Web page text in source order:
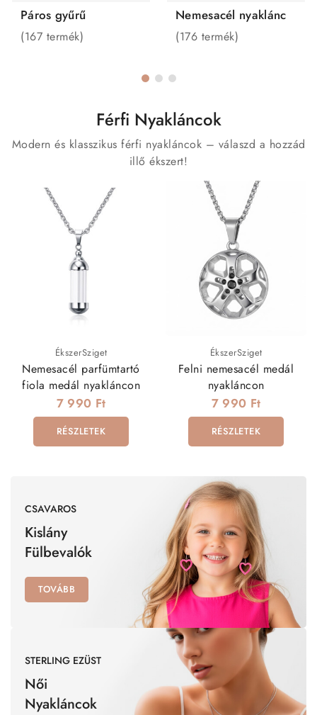
Páros gyűrű
(167 termék)
Nemesacél nyaklánc
(176 termék)
Férfi Nyakláncok
Modern és klasszikus férfi nyakláncok – válaszd a hozzád
illő ékszert!
ÉkszerSziget
Nemesacél parfümtartó
fiola medál nyakláncon
7 990 Ft
RÉSZLETEK
ÉkszerSziget
Felni nemesacél medál
nyakláncon
7 990 Ft
RÉSZLETEK
CSAVAROS
Kislány
Fülbevalók
TOVÁBB
STERLING EZÜST
Női
Nyakláncok